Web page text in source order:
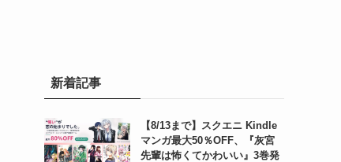
新着記事
【8/13まで】スクエニ Kindle
マンガ最大50％OFF、『灰宮
先輩は怖くてかわいい』3巻発